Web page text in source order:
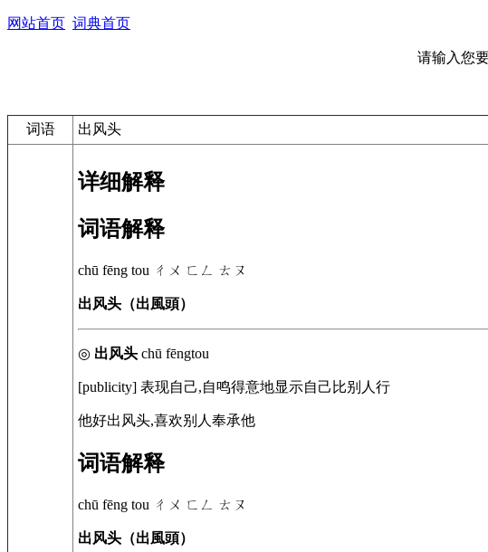
网站首页 词典首页
请输入您
词语 出风头
详细解释
词语解释
chū fēng tou ㄔㄨ ㄈㄥ ㄊㄡ
出风头（出風頭）
◎ 出风头 chū fēngtou
[publicity] 表现自己,自鸣得意地显示自己比别人行
他好出风头,喜欢别人奉承他
词语解释
chū fēng tou ㄔㄨ ㄈㄥ ㄊㄡ
出风头（出風頭）